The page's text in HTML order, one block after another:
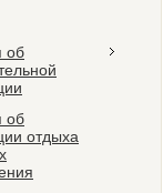
об
об
отдыха